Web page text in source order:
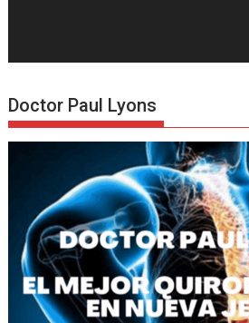
Doctor Paul Lyons